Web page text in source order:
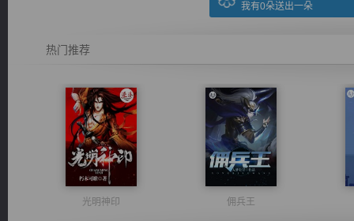
我有0朵送出一朵
热门推荐
光明神印 佣兵王